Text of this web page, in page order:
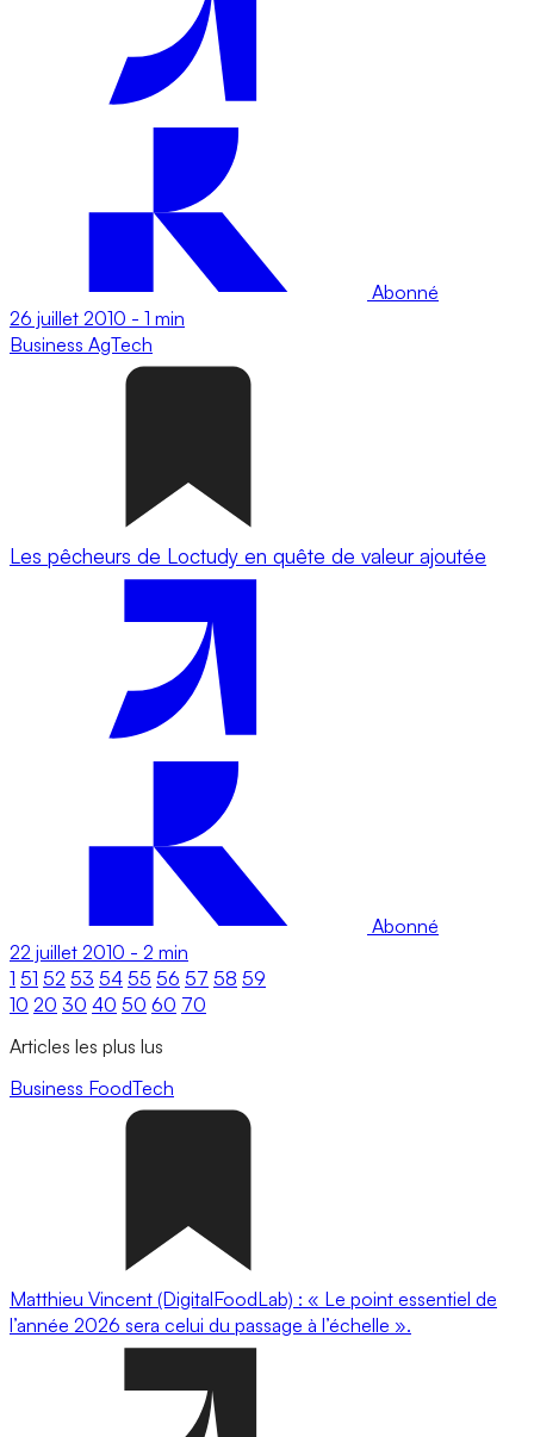
Abonné
26 juillet 2010 - 1 min
Business AgTech
Les pêcheurs de Loctudy en quête de valeur ajoutée
Abonné
22 juillet 2010 - 2 min
1 51 52 53 54 55 56 57 58 59
10 20 30 40 50 60 70
Articles les plus lus
Business FoodTech
Matthieu Vincent (DigitalFoodLab) : « Le point essentiel de
l’année 2026 sera celui du passage à l’échelle ».